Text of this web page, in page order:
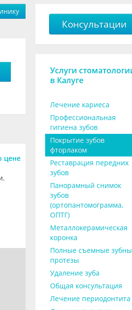
цене
Консультации
Услуги
в Калуге
Лечение кариеса
Профессиональная
гигиена зубов
Покрытие зубов
фторлаком
Реставрация передних
зубов
Панорамный снимок
зубов
(ортопантомограмма,
ОПТГ)
Металлокерамическая
коронка
Полные съемные
протезы
Удаление зуба
Общая консультация
Лечение периодонтита